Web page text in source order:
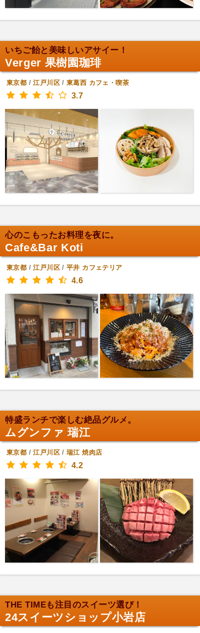
いちご飴と美味しいアサイー！
Verger 果樹園珈琲
東京都 /江戸川区/東葛西 カフェ・喫茶
3.7
心のこもったお料理を夜に。
Cafe&Bar Koti
東京都 /江戸川区/平井 カフェテリア
4.6
特盛ランチで楽しむ絶品グルメ。
ムグンファ 瑞江
東京都 /江戸川区/瑞江 焼肉店
4.2
THE TIMEも注目のスイーツ選び！
24スイーツショップ小岩店